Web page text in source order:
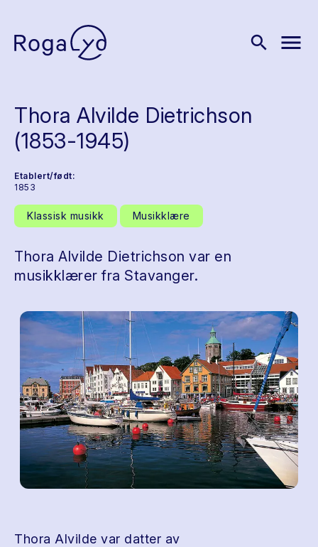
search menu
Thora Alvilde Dietrichson
(1853-1945)
Etablert/født:
1853
Klassisk musikk Musikklære
Thora Alvilde Dietrichson var en
musikklærer fra Stavanger.
Thora Alvilde var datter av